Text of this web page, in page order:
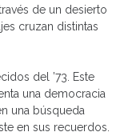
de un desierto
cruzan distintas
del ’73. Este
una democracia
una búsqueda
en sus recuerdos.